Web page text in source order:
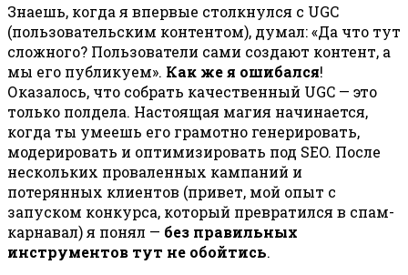
Знаешь, когда я впервые столкнулся с UGC
(пользовательским контентом), думал: «Да что тут
сложного? Пользователи сами создают контент, а
мы его публикуем». Как же я ошибался!
Оказалось, что собрать качественный UGC — это
только полдела. Настоящая магия начинается,
когда ты умеешь его грамотно генерировать,
модерировать и оптимизировать под SEO. После
нескольких проваленных кампаний и
потерянных клиентов (привет, мой опыт с
запуском конкурса, который превратился в спам-
карнавал) я понял — без правильных
инструментов тут не обойтись.